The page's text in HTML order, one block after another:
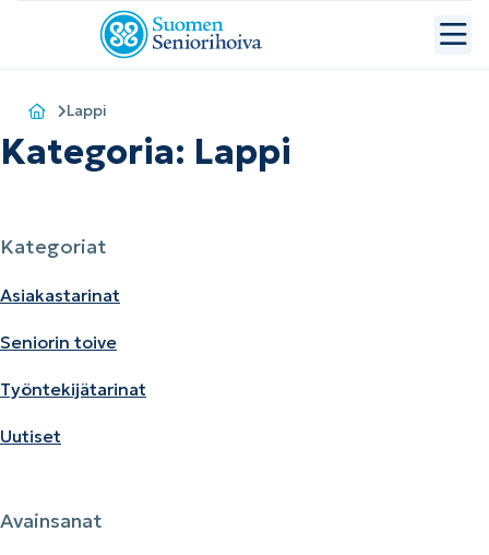
Lappi
Kategoria: Lappi
Kategoriat
Asiakastarinat
Seniorin toive
Työntekijätarinat
Uutiset
Avainsanat